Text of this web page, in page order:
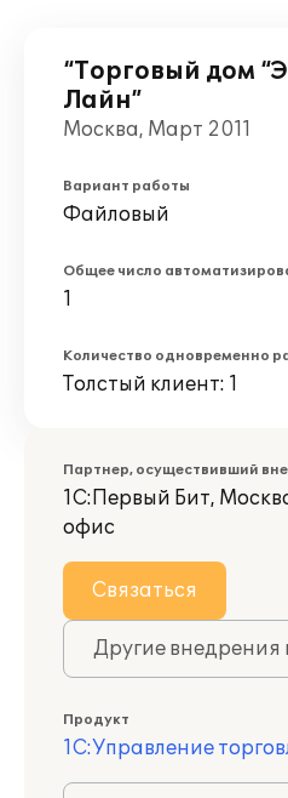
“Торговый дом
Лайн”
Москва, Март 2011
Вариант работы
Файловый
Общее число
1
Количество одновременно
Толстый клиент: 1
Партнер, осуществивший
1С:Первый Бит,
офис
Связаться
Другие внедрения
Продукт
1С:Управление